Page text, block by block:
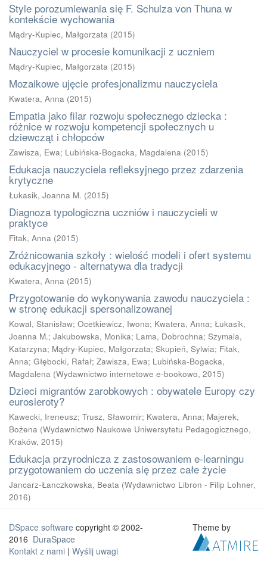
Style porozumiewania się F. Schulza von Thuna w
kontekście wychowania
Mądry-Kupiec, Małgorzata (2015)
Nauczyciel w procesie komunikacji z uczniem
Mądry-Kupiec, Małgorzata (2015)
Mozaikowe ujęcie profesjonalizmu nauczyciela
Kwatera, Anna (2015)
Empatia jako filar rozwoju społecznego dziecka :
różnice w rozwoju kompetencji społecznych u
dziewcząt i chłopców
Zawisza, Ewa; Lubińska-Bogacka, Magdalena (2015)
Edukacja nauczyciela refleksyjnego przez zdarzenia
krytyczne
Łukasik, Joanna M. (2015)
Diagnoza typologiczna uczniów i nauczycieli w
praktyce
Fitak, Anna (2015)
Zróżnicowania szkoły : wielość modeli i ofert systemu
edukacyjnego - alternatywa dla tradycji
Kwatera, Anna (2015)
Przygotowanie do wykonywania zawodu nauczyciela :
w stronę edukacji spersonalizowanej
Kowal, Stanisław; Ocetkiewicz, Iwona; Kwatera, Anna; Łukasik,
Joanna M.; Jakubowska, Monika; Lama, Dobrochna; Szymala,
Katarzyna; Mądry-Kupiec, Małgorzata; Skupień, Sylwia; Fitak,
Anna; Głębocki, Rafał; Zawisza, Ewa; Lubińska-Bogacka,
Magdalena (Wydawnictwo internetowe e-bookowo, 2015)
Dzieci migrantów zarobkowych : obywatele Europy czy
eurosieroty?
Kawecki, Ireneusz; Trusz, Sławomir; Kwatera, Anna; Majerek,
Bożena (Wydawnictwo Naukowe Uniwersytetu Pedagogicznego,
Kraków, 2015)
Edukacja przyrodnicza z zastosowaniem e-learningu
przygotowaniem do uczenia się przez całe życie
Jancarz-Łanczkowska, Beata (Wydawnictwo Libron - Filip Lohner,
2016)
DSpace software copyright © 2002-
2016 DuraSpace
Kontakt z nami | Wyślij uwagi
Theme by